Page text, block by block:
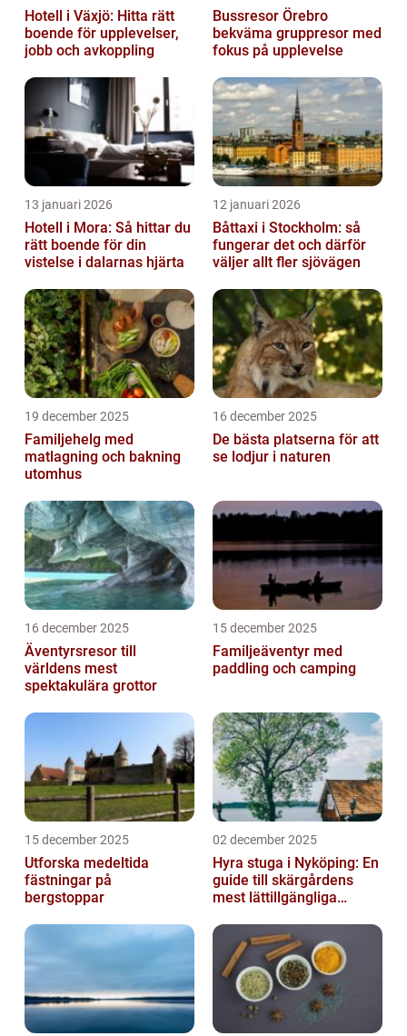
Hotell i Växjö: Hitta rätt
boende för upplevelser,
jobb och avkoppling
Bussresor Örebro
bekväma gruppresor med
fokus på upplevelse
13 januari 2026
Hotell i Mora: Så hittar du
rätt boende för din
vistelse i dalarnas hjärta
12 januari 2026
Båttaxi i Stockholm: så
fungerar det och därför
väljer allt fler sjövägen
19 december 2025
Familjehelg med
matlagning och bakning
utomhus
16 december 2025
De bästa platserna för att
se lodjur i naturen
16 december 2025
Äventyrsresor till
världens mest
spektakulära grottor
15 december 2025
Familjeäventyr med
paddling och camping
15 december 2025
Utforska medeltida
fästningar på
bergstoppar
02 december 2025
Hyra stuga i Nyköping: En
guide till skärgårdens
mest lättillgängliga